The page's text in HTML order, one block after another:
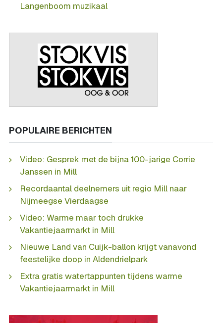
Langenboom muzikaal
POPULAIRE BERICHTEN
Video: Gesprek met de bijna 100-jarige Corrie
Janssen in Mill
Recordaantal deelnemers uit regio Mill naar
Nijmeegse Vierdaagse
Video: Warme maar toch drukke
Vakantiejaarmarkt in Mill
Nieuwe Land van Cuijk-ballon krijgt vanavond
feestelijke doop in Aldendrielpark
Extra gratis watertappunten tijdens warme
Vakantiejaarmarkt in Mill